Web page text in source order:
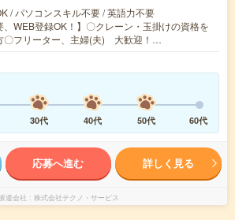
/ パソコンスキル不要 / 英語力不要
、WEB登録OK！】〇クレーン・玉掛けの資格を
〇フリーター、主婦(夫) 大歓迎！…
30代 40代 50代 60代
応募へ進む 詳しく見る
遣会社 株式会社テクノ・サービス